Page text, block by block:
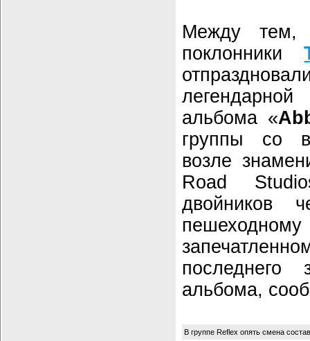
Между тем,
поклонники
альбома «
группы со
возле
Road
двойников
последнего
альбома,
В группе Reflex опять смена